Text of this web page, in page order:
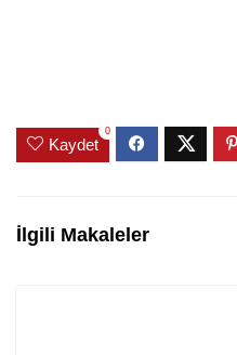
Kaydet
0
İlgili Makaleler